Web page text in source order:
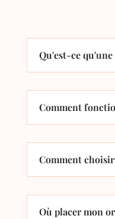
Qu'est-ce
Comment
Comment
Où placer mon